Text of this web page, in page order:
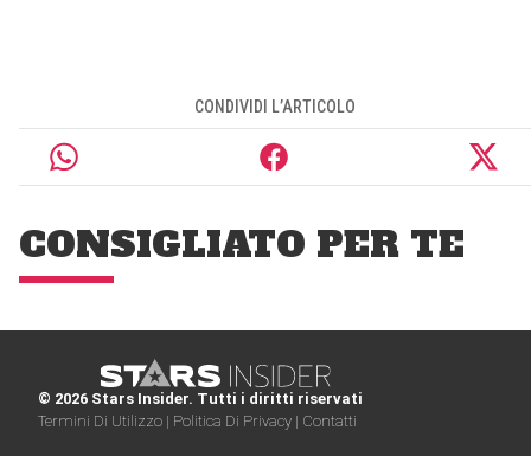
CONDIVIDI L’ARTICOLO
CONSIGLIATO PER TE
© 2026 Stars Insider. Tutti i diritti riservati
Termini Di Utilizzo | Politica Di Privacy | Contatti